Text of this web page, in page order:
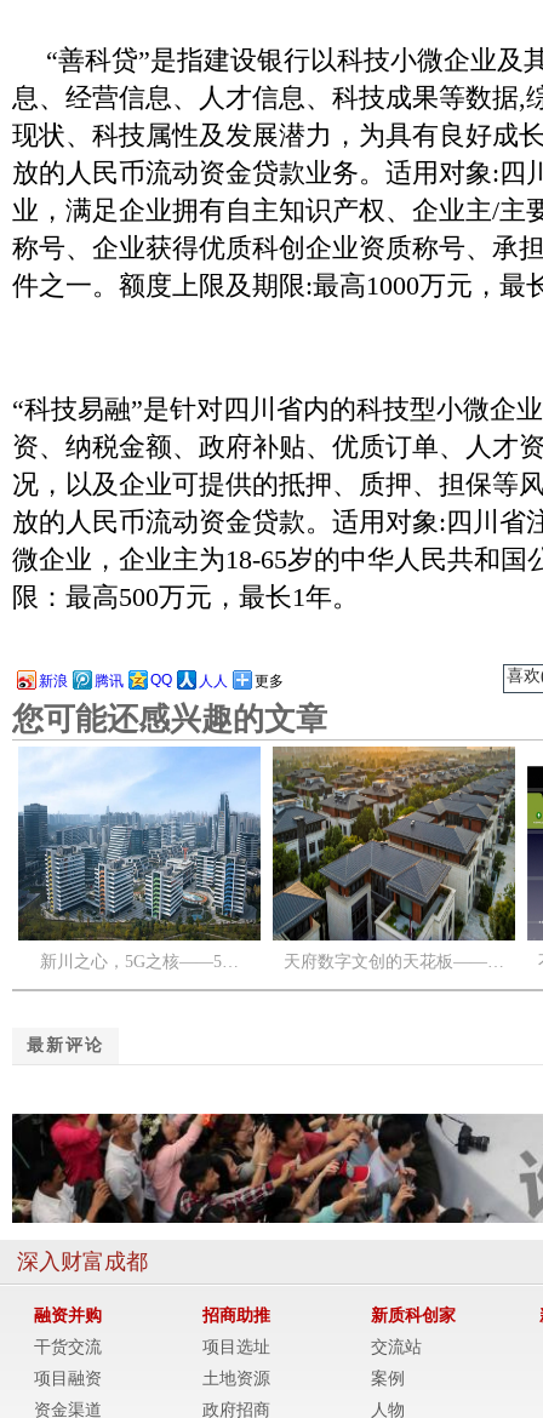
“善科贷”是指建设银行以科技小微企业及
息、经营信息、人才信息、科技成果等数据,
现状、科技属性及发展潜力，为具有良好成
放的人民币流动资金贷款业务。适用对象:四
业，满足企业拥有自主知识产权、企业主/主
称号、企业获得优质科创企业资质称号、承
件之一。额度上限及期限:最高1000万元，最
“科技易融”是针对四川省内的科技型小微企
资、纳税金额、政府补贴、优质订单、人才
况，以及企业可提供的抵押、质押、担保等
放的人民币流动资金贷款。适用对象:四川省
微企业，企业主为18-65岁的中华人民共和国
限：最高500万元，最长1年。
新浪 腾讯 QQ 人人 更多 喜
您可能还感兴趣的文章
新川之心，5G之核——5… 天府数字文创的天花板——…
最新评论
深入财富成都
融资并购
干货交流
项目融资
资金渠道
招商助推
项目选址
土地资源
政府招商
新质科创家
交流站
案例
人物